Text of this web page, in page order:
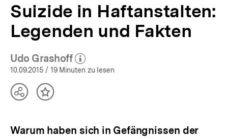
bpb.de
Suizide in Haftanstalten:
Legenden und Fakten
Udo Grashoff
(Mehr zum Autor)
öffnen
10.09.2015 / 19 Minuten zu lesen
TeilenInhalt
Warum haben sich in Gefängnissen der